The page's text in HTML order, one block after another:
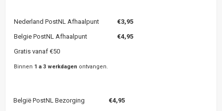
Nederland PostNL Afhaalpunt €3,95
Belgie PostNL Afhaalpunt
€4,95
Gratis vanaf €50
Binnen 1 a 3 werkdagen ontvangen.
België PostNL Bezorging €4,95